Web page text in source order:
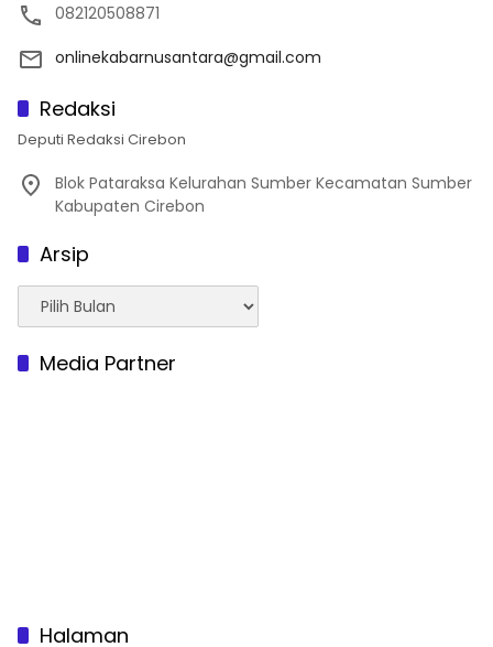
082120508871
onlinekabarnusantara@gmail.com
Redaksi
Deputi Redaksi Cirebon
Blok Pataraksa Kelurahan Sumber Kecamatan Sumber
Kabupaten Cirebon
Arsip
Arsip
Media Partner
Halaman